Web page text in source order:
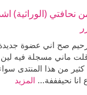
(الوراثية)
صح اني عضوة
ماني مسجلة فيه
من هذا المنتدى
نحيفففة... المزيد